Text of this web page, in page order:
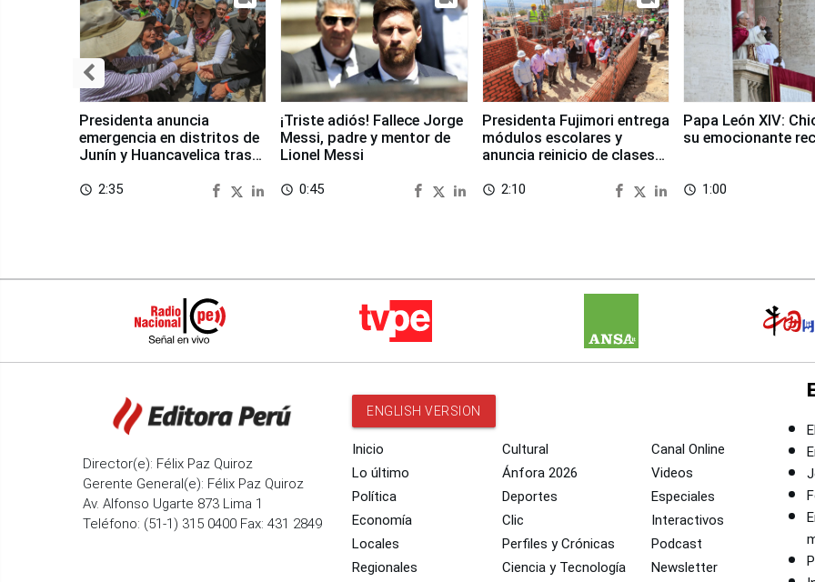
Presidenta anuncia
emergencia en distritos de
Junín y Huancavelica tras
access_time 2:35
¡Triste adiós! Fallece Jorge
Messi, padre y mentor de
Lionel Messi
access_time 0:45
Presidenta Fujimori entrega
módulos escolares y
anuncia reinicio de clases
access_time 2:10
Papa León XIV:
su emocionante
access_time 1:00
Director(e): Félix Paz Quiroz
Gerente General(e): Félix Paz Quiroz
Av. Alfonso Ugarte 873 Lima 1
Teléfono: (51-1) 315 0400 Fax: 431 2849
ENGLISH VERSION
Inicio
Lo último
Política
Economía
Locales
Regionales
Cultural
Ánfora 2026
Deportes
Clic
Perfiles y Crónicas
Ciencia y Tecnología
Canal Online
Videos
Especiales
Interactivos
Podcast
Newsletter